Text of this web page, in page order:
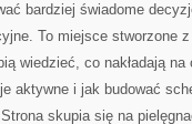
bardziej świadome
To miejsce stworzone
wiedzieć, co nakładają na
aktywne i jak budować
skupia się na